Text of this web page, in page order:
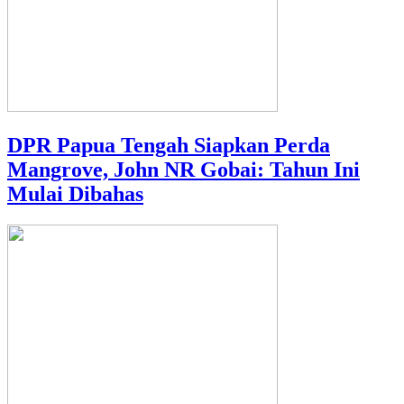
DPR Papua Tengah Siapkan Perda
Mangrove, John NR Gobai: Tahun Ini
Mulai Dibahas